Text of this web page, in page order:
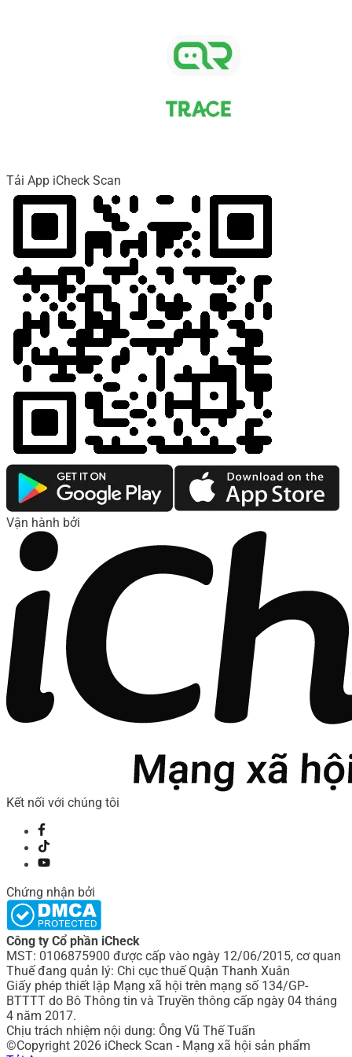
Tải App iCheck Scan
Vận hành bởi
Kết nối với chúng tôi
Chứng nhận bởi
Công ty Cổ phần iCheck
MST: 0106875900 được cấp vào ngày 12/06/2015, cơ quan
Thuế đang quản lý: Chi cục thuế Quận Thanh Xuân
Giấy phép thiết lập Mạng xã hội trên mạng số 134/GP-
BTTTT do Bô Thông tin và Truyền thông cấp ngày 04 tháng
4 năm 2017.
Chịu trách nhiệm nội dung: Ông Vũ Thế Tuấn
©Copyright 2026 iCheck Scan - Mạng xã hội sản phẩm